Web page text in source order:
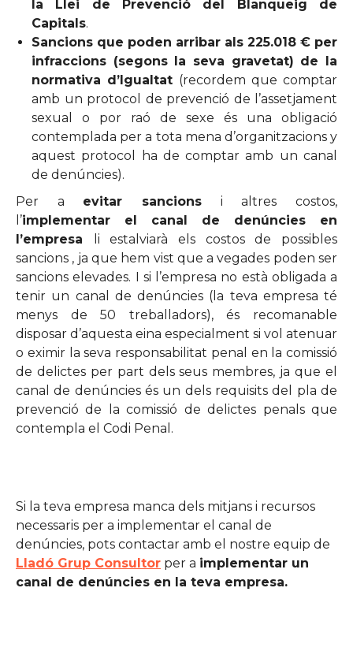
la Llei de Prevenció del Blanqueig de
Capitals.
Sancions que poden arribar als 225.018 € per
infraccions (segons la seva gravetat) de la
normativa d’Igualtat (recordem que comptar
amb un protocol de prevenció de l’assetjament
sexual o por raó de sexe és una obligació
contemplada per a tota mena d’organitzacions y
aquest protocol ha de comptar amb un canal
de denúncies).
Per a evitar sancions i altres costos,
l’implementar el canal de denúncies en
l’empresa
li estalviarà els costos de possibles
sancions , ja que hem vist que a vegades poden ser
sancions elevades. I si l’empresa no està obligada a
tenir un canal de denúncies (la teva empresa té
menys de 50 treballadors), és recomanable
disposar d’aquesta eina especialment si vol atenuar
o eximir la seva responsabilitat penal en la comissió
de delictes per part dels seus membres, ja que el
canal de denúncies és un dels requisits del pla de
prevenció de la comissió de delictes penals que
contempla el Codi Penal.
Si la teva empresa manca dels mitjans i recursos
necessaris per a implementar el canal de
denúncies, pots contactar amb el nostre equip de
Lladó Grup Consultor per a implementar un
canal de denúncies en la teva empresa.